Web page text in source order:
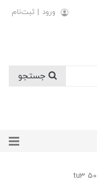
ورود | ثبت‌نام